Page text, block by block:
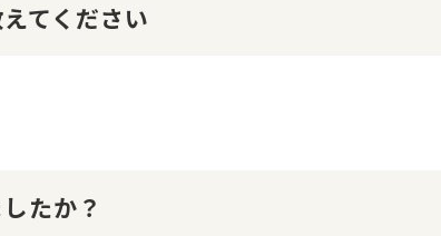
てください
たか？